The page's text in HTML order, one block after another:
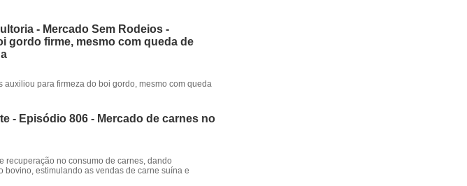
- Mercado Sem Rodeios -
gordo firme, mesmo com queda de
auxiliou para firmeza do boi gordo, mesmo com queda
- Episódio 806 - Mercado de carnes no
recuperação no consumo de carnes, dando
bovino, estimulando as vendas de carne suína e